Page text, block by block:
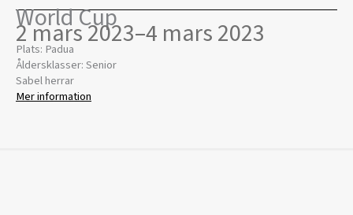
World Cup
2 mars 2023–4 mars 2023
Plats: Padua
Åldersklasser: Senior
Sabel herrar
Mer information